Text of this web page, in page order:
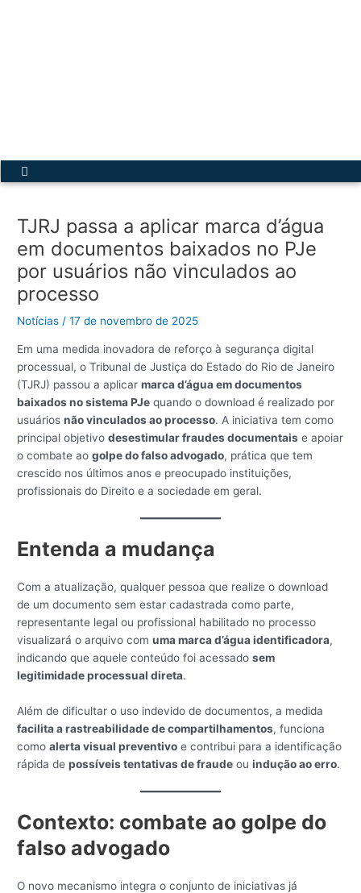
Menu
TJRJ passa a aplicar marca d’água
em documentos baixados no PJe
por usuários não vinculados ao
processo
Notícias /17 de novembro de 2025
Em uma medida inovadora de reforço à segurança digital
processual, o Tribunal de Justiça do Estado do Rio de Janeiro
(TJRJ) passou a aplicarmarca d’água em documentos
baixados no sistema PJe quando o download é realizado por
usuáriosnão vinculados ao processo. A iniciativa tem como
principal objetivodesestimular fraudes documentais e apoiar
o combate aogolpe do falso advogado, prática que tem
crescido nos últimos anos e preocupado instituições,
profissionais do Direito e a sociedade em geral.
Entenda a mudança
Com a atualização, qualquer pessoa que realize o download
de um documento sem estar cadastrada como parte,
representante legal ou profissional habilitado no processo
visualizará o arquivo comuma marca d’água identificadora,
indicando que aquele conteúdo foi acessadosem
legitimidade processual direta.
Além de dificultar o uso indevido de documentos, a medida
facilita a rastreabilidade de compartilhamentos, funciona
comoalerta visual preventivo e contribui para a identificação
rápida depossíveis tentativas de fraude ouindução ao erro.
Contexto: combate ao golpe do
falso advogado
O novo mecanismo integra o conjunto de iniciativas já